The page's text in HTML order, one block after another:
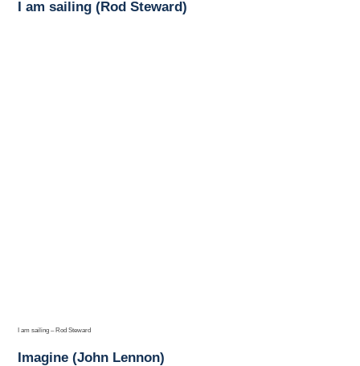
I am sailing (Rod Steward)
I am sailing – Rod Steward
Imagine (John Lennon)